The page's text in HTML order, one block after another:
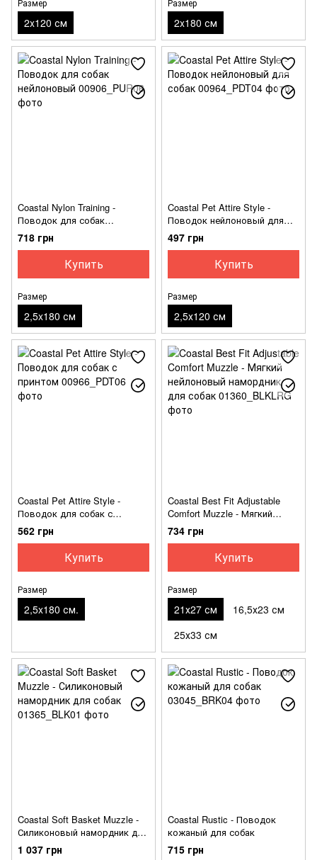
2x120 см 2x180 см
Coastal Nylon Training -
Поводок для собак
нейлоновый
718 грн
Купить
Размер
2,5x180 см
Coastal Pet Attire Style -
Поводок нейлоновый для
собак
497 грн
Купить
Размер
2,5х120 см
Coastal Pet Attire Style -
Поводок для собак с
принтом
562 грн
Купить
Размер
2,5x180 см.
Coastal Best Fit Adjustable
Comfort Muzzle - Мягкий
нейлоновый намордник для
собак
734 грн
Купить
Размер
21х27 см
16,5х23 см
25х33 см
Coastal Soft Basket Muzzle -
Силиконовый намордник для
собак
1 037 грн
Coastal Rustic - Поводок
кожаный для собак
715 грн